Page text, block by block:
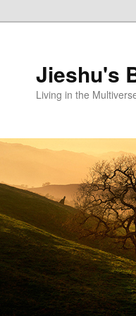
Jieshu's
Living in the